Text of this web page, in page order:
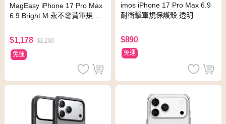
MagEasy iPhone 17 Pro Max
6.9 Bright M 永不發黃軍規磁
$1,178 $1,280
免運
imos iPhone 17 Pro Max 6.9
耐衝擊軍規保護殼 透明
$890
免運